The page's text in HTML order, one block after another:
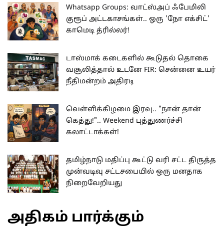
Whatsapp Groups: வாட்ஸ்அப் ஃபேமிலி
குரூப் அட்டகாசங்கள்.. ஒரு 'நோ எக்சிட்'
காமெடி த்ரில்லர்!
டாஸ்மாக் கடைகளில் கூடுதல் தொகை
வசூலித்தால் உடனே FIR: சென்னை உயர்
நீதிமன்றம் அதிரடி
வெள்ளிக்கிழமை இரவு.. "நான் தான்
கெத்து!".. Weekend புத்துணர்ச்சி
கலாட்டாக்கள்!
தமிழ்நாடு மதிப்பு கூட்டு வரி சட்ட திருத்த
முன்வடிவு சட்டசபையில் ஒரு மனதாக
நிறைவேறியது
அதிகம் பார்க்கும்